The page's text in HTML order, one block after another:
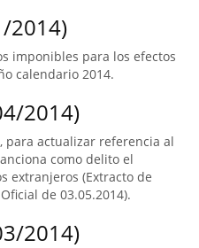
2014)
imponibles para los efectos
calendario 2014.
2014)
para actualizar referencia al
como delito el
extranjeros (Extracto de
de 03.05.2014).
2014)